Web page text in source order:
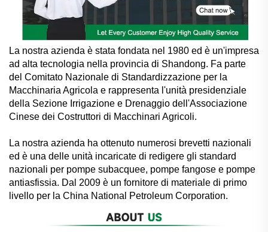
La nostra azienda è stata fondata nel 1980 ed è un'impresa
ad alta tecnologia nella provincia di Shandong. Fa parte
del Comitato Nazionale di Standardizzazione per la
Macchinaria Agricola e rappresenta l'unità presidenziale
della Sezione Irrigazione e Drenaggio dell'Associazione
Cinese dei Costruttori di Macchinari Agricoli.
La nostra azienda ha ottenuto numerosi brevetti nazionali
ed è una delle unità incaricate di redigere gli standard
nazionali per pompe subacquee, pompe fangose e pompe
antiasfissia. Dal 2009 è un fornitore di materiale di primo
livello per la China National Petroleum Corporation.